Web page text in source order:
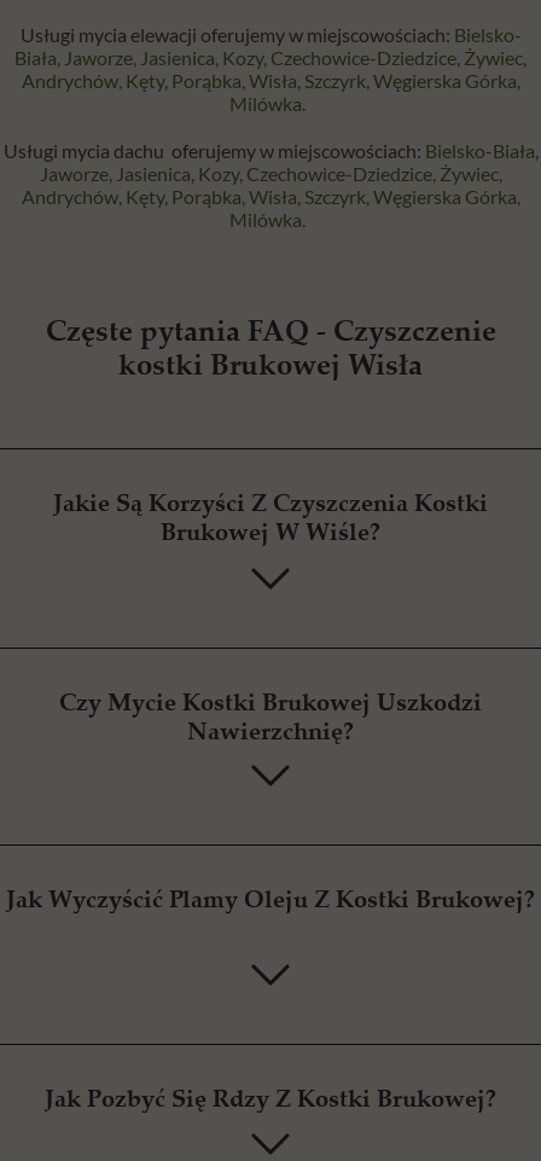
Usługi mycia elewacji oferujemy w miejscowościach: Bielsko-
Biała, Jaworze, Jasienica, Kozy, Czechowice-Dziedzice, Żywiec,
Andrychów, Kęty, Porąbka, Wisła, Szczyrk, Węgierska Górka,
Milówka.
Usługi mycia dachu oferujemy w miejscowościach: Bielsko-Biała,
Jaworze, Jasienica, Kozy, Czechowice-Dziedzice, Żywiec,
Andrychów, Kęty, Porąbka, Wisła, Szczyrk, Węgierska Górka,
Milówka.
Częste pytania FAQ - Czyszczenie
kostki Brukowej Wisła
Jak Pozbyć Się Rdzy Z Kostki Brukowej?
Jak Wyczyścić Plamy Oleju Z Kostki Brukowej?
Czy Mycie Kostki Brukowej Uszkodzi
Nawierzchnię?
Jakie Są Korzyści Z Czyszczenia Kostki
Brukowej W Wiśle?